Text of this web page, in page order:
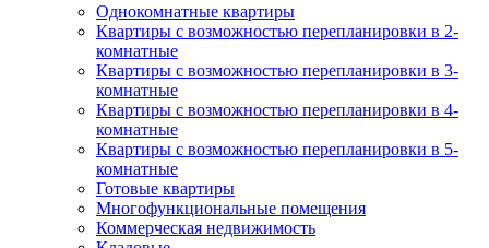
Однокомнатные квартиры
Квартиры с возможностью перепланировки в 2-
комнатные
Квартиры с возможностью перепланировки в 3-
комнатные
Квартиры с возможностью перепланировки в 4-
комнатные
Квартиры с возможностью перепланировки в 5-
комнатные
Готовые квартиры
Многофункциональные помещения
Коммерческая недвижимость